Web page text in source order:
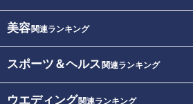
美容関連ランキング
スポーツ＆ヘルス 関連ランキング
ウエディング関連ランキング